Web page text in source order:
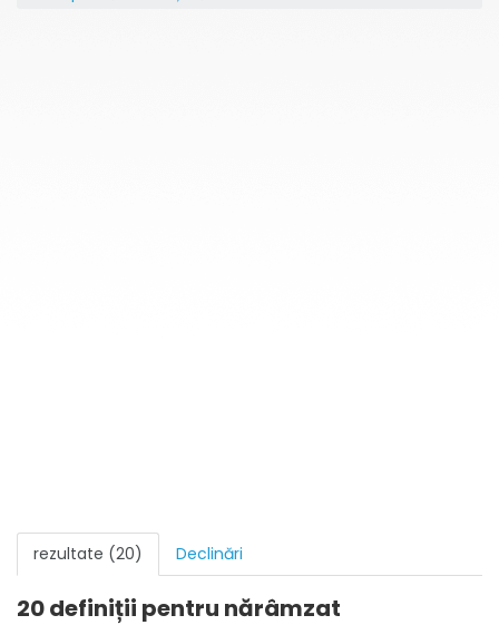
rezultate (20) Declinări
20 definiții pentru nărâmzat